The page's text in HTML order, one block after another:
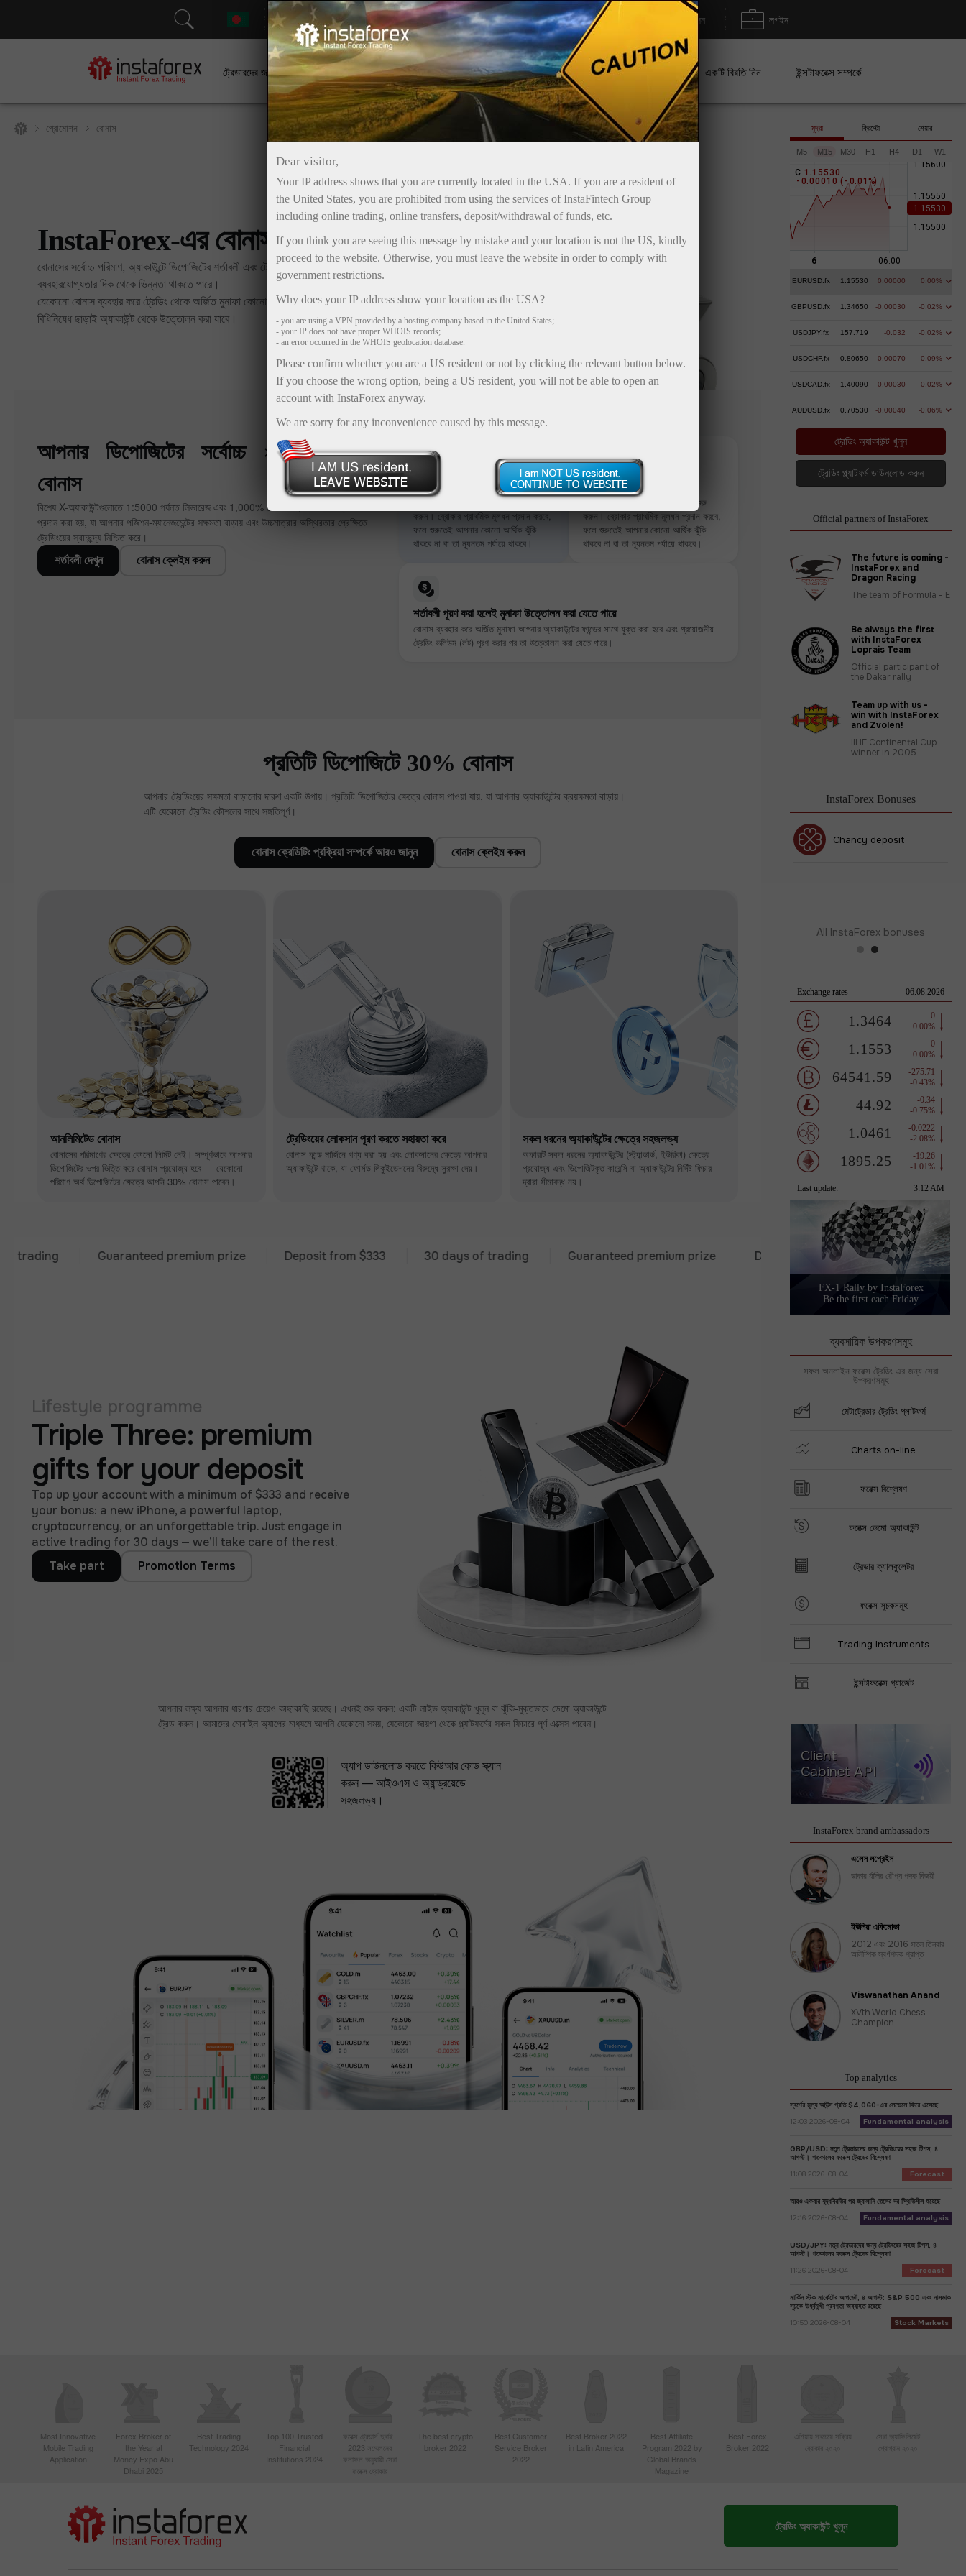
সহায়তা তাৎক্ষণিক অ্যাকাউন্ট খোলা ট্রেডিং প্ল্যাটফর্ম জমা/উত্তোলন লগইন
ট্রেডারদের জন্য নতুনদের জন্য বিনিয়োগকারীদের জন্য অংশীদারদের জন্য ক্যাম্পেইন একটি বিরতি নিন ইন্সটাফরেক্স সম্পর্কে
প্রোমোশন বোনাস
InstaForex-এর বোনাসসমূহ
বোনাসের সর্বোচ্চ পরিমাণ, অ্যাকাউন্টে ডিপোজিটের শর্তাবলী এবং ট্রেডিংয়ে
ব্যবহারযোগ্যতার দিক থেকে ভিন্নতা থাকতে পারে।
যেকোনো বোনাস ব্যবহার করে ট্রেডিং থেকে অর্জিত মুনাফা কোনো ধরনের
বিধিনিষেধ ছাড়াই অ্যাকাউন্ট থেকে উত্তোলন করা যাবে।
আপনার ডিপোজিটের সর্বোচ্চ ×1000 পর্যন্ত
বোনাস
বিশেষ X-অ্যাকাউন্টগুলোতে 1:5000 পর্যন্ত লিভারেজ এবং 1,000% থেকে 10,000% পর্যন্ত বোনাস
প্রদান করা হয়, যা আপনার পজিশন‑ম্যানেজমেন্টের সক্ষমতা বাড়ায় এবং উচ্চমাত্রার অস্থিরতার প্রেক্ষিতে
ট্রেডিংয়ের স্বাচ্ছন্দ্য নিশ্চিত করে।
শর্তাবলী দেখুন বোনাস ক্লেইম করুন
কোনো ডিপোজিটের প্রয়োজন নেই
নিজস্ব ফান্ড ব্যবহার না করেই ট্রেডিং শুরু
করুন। ব্রোকার প্রাথমিক মূলধন প্রদান করবে,
ফলে শুরুতেই আপনার কোনো আর্থিক ঝুঁকি
থাকবে না বা তা ন্যূনতম পর্যায়ে থাকবে।
তাৎক্ষণিকভাবে ক্রেডিট করা হয়
নিজস্ব ফান্ড ব্যবহার না করেই ট্রেডিং শুরু
করুন। ব্রোকার প্রাথমিক মূলধন প্রদান করবে,
ফলে শুরুতেই আপনার কোনো আর্থিক ঝুঁকি
থাকবে না বা তা ন্যূনতম পর্যায়ে থাকবে।
শর্তাবলী পূরণ করা হলেই মুনাফা উত্তোলন করা যেতে পারে
বোনাস ব্যবহার করে অর্জিত মুনাফা আপনার অ্যাকাউন্টের ফান্ডের সাথে যুক্ত করা হবে এবং প্রয়োজনীয়
ট্রেডিং ভলিউম (লট) পূরণ করার পর তা উত্তোলন করা যেতে পারে।
প্রতিটি ডিপোজিটে 30% বোনাস
আপনার ট্রেডিংয়ের সক্ষমতা বাড়ানোর দারুণ একটি উপায়। প্রতিটি ডিপোজিটের ক্ষেত্রে বোনাস পাওয়া যায়, যা আপনার অ্যাকাউন্টের ক্রয়ক্ষমতা বাড়ায়।
এটি যেকোনো ট্রেডিং কৌশলের সাথে সঙ্গতিপূর্ণ।
বোনাস ক্রেডিটিং প্রক্রিয়া সম্পর্কে আরও জানুন বোনাস ক্লেইম করুন
আনলিমিটেড বোনাস
বোনাসের পরিমাণের ক্ষেত্রে কোনো লিমিট নেই। সম্পূর্ণভাবে আপনার
ডিপোজিটের ওপর ভিত্তি করে বোনাস প্রযোজ্য হবে — যেকোনো
পরিমাণ অর্থ ডিপোজিটের ক্ষেত্রে আপনি 30% বোনাস পাবেন।
ট্রেডিংয়ের লোকসান পূরণ করতে সহায়তা করে
বোনাস ফান্ড মার্জিনে গণ্য করা হয় এবং লোকসানের ক্ষেত্রে আপনার
অ্যাকাউন্টে থাকে, যা ফোর্সড লিকুইডেশনের বিরুদ্ধে সুরক্ষা দেয়।
সকল ধরনের অ্যাকাউন্টের ক্ষেত্রে সহজলভ্য
অফারটি সকল ধরনের অ্যাকাউন্টের (স্ট্যান্ডার্ড, ইউরিকা) ক্ষেত্রে
প্রযোজ্য এবং ডিপোজিটকৃত কারেন্সি বা অ্যাকাউন্টের নির্দিষ্ট ফিচার
দ্বারা সীমাবদ্ধ নয়।
Guaranteed premium prize Deposit from $333 30 days of trading Guaranteed premium prize Deposit from $333 30 days of trading
Lifestyle programme
Triple Three: premium
gifts for your deposit
Top up your account with a minimum of $333 and receive
your bonus: a new iPhone, a powerful laptop,
cryptocurrency, or an unforgettable trip. Just engage in
active trading for 30 days — we’ll take care of the rest.
Take part
Promotion Terms
আপনার লক্ষ্য আপনার ধারণার চেয়েও কাছাকাছি রয়েছে। এখনই শুরু করুন: একটি লাইভ অ্যাকাউন্ট খুলুন বা ঝুঁকি‑মুক্তভাবে ডেমো অ্যাকাউন্টে
ট্রেড করুন। আমাদের মোবাইল অ্যাপের মাধ্যমে আপনি যেকোনো সময়, যেকোনো জায়গা থেকে প্ল্যাটফর্মের সকল ফিচারে পূর্ণ এক্সেস পাবেন।
অ্যাপ ডাউনলোড করতে কিউআর কোড স্ক্যান
করুন — আইওএস ও অ্যান্ড্রয়েডে
সহজলভ্য।
মুদ্রা ক্রিপ্টো শেয়ার
M5 M15 M30 H1 H4 D1 W1
C 1 . 1 5 5 30
- 0.000 1 0 ( - 0.0 1 %)
EURUSD.fx 1.15530 0.00000 0.00%
GBPUSD.fx 1.34650 -0.00030 -0.02%
USDJPY.fx 157.719 -0.032 -0.02%
USDCHF.fx 0.80650 -0.00070 -0.09%
USDCAD.fx 1.40090 -0.00030 -0.02%
AUDUSD.fx 0.70530 -0.00040 -0.06%
ট্রেডিং অ্যাকাউন্ট খুলুন
ট্রেডিং প্ল্যাটফর্ম ডাউনলোড করুন
Official partners of InstaForex
The future is coming -
InstaForex and
Dragon Racing
The team of Formula - E
Be always the first
with InstaForex
Loprais Team
Official participant of
the Dakar rally
Team up with us -
win with InstaForex
and Zvolen!
IIHF Continental Cup
winner in 2005
InstaForex Bonuses
30% Bonus Chancy deposit
All InstaForex bonuses
FX-1 Rally by InstaForex
Be the first each Friday
ব্যবসায়িক উপকরণসমূহ
সফল অনলাইন ফরেক্স ট্রেডিং এর জন্য সেরা
উপকরণসমূহ
মেটাট্রেডার ট্রেডিং প্লাটফর্ম
Charts on-line
ফরেক্স বিশ্লেষণ
ফরেক্স ডেমো অ্যাকাউন্ট
ট্রেডার ক্যালকুলেটর
ফরেক্স সূচকসমূহ
Trading Instruments
ইন্সটাফরেক্স গ্যাজেট
Client
Cabinet API
InstaForex brand ambassadors
এলেস লপ্রেইস
ডাকার র্যালির রৌপ্য পদক বিজয়ী
ইউলিয়া এফিমোভা
2012 এবং 2016 সালে তিনবার
অলিম্পিক স্বর্ণপদক প্রাপ্ত
Viswanathan Anand
XVth World Chess
Champion
Top analytics
স্বর্ণের মূল্য আউন্স প্রতি $4,060-এর লেভেলে ফিরে এসেছে
12:03 2026-08-04
Fundamental analysis
GBP/USD: নতুন ট্রেডারদের জন্য ট্রেডিংয়ের সহজ টিপস, ৪
আগস্ট। গতকালের ফরেক্স ট্রেডের বিশ্লেষণ
11:08 2026-08-04
Forecast
আরও একবার যুদ্ধবিরতির পর জ্বালানি তেলের দর স্থিতিশীল হয়েছে
12:16 2026-08-04
Fundamental analysis
USD/JPY: নতুন ট্রেডারদের জন্য ট্রেডিংয়ের সহজ টিপস, ৪
আগস্ট। গতকালের ফরেক্স ট্রেডের বিশ্লেষণ
11:26 2026-08-04
Forecast
মার্কিন স্টক মার্কেটের আপডেট, ৪ আগস্ট: S&P 500 এবং নাসডাক
সূচকে ঊর্ধ্বমুখী প্রবণতা অব্যাহত রয়েছে
10:50 2026-08-04
Stock Markets
Most Innovative
Mobile Trading
Application
Forex Broker of
the Year at
Money Expo Abu
Dhabi 2025
Best Trading
Technology 2024
Top 100 Trusted
Financial
Institutions 2024
ফরেক্স ট্রেডার্স দুবাই–
2023 সম্মেলনের
ফলাফল অনুযায়ী সেরা
ফরেক্স ব্রোকার
The best crypto
broker 2022
Best Customer
Service Broker
2022
Best Broker 2022
in Latin America
Best Affiliate
Program 2022 by
Global Brands
Magazine
Best Forex
Broker 2022
এশিয়ায় সবচেয়ে সক্রিয়
ব্রোকার ২০২০
সেরা অ্যাফিলিয়েট
প্রোগ্রাম ২০২০
ট্রেডিং অ্যাকাউন্ট খুলুন
Dear visitor,
Your IP address shows that you are currently located in the USA. If you are a resident of
the United States, you are prohibited from using the services of InstaFintech Group
including online trading, online transfers, deposit/withdrawal of funds, etc.
If you think you are seeing this message by mistake and your location is not the US, kindly
proceed to the website. Otherwise, you must leave the website in order to comply with
government restrictions.
Why does your IP address show your location as the USA?
- you are using a VPN provided by a hosting company based in the United States;
- your IP does not have proper WHOIS records;
- an error occurred in the WHOIS geolocation database.
Please confirm whether you are a US resident or not by clicking the relevant button below.
If you choose the wrong option, being a US resident, you will not be able to open an
account with InstaForex anyway.
We are sorry for any inconvenience caused by this message.